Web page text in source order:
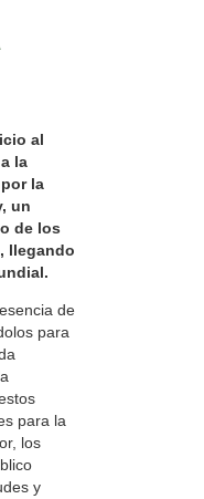
al
la
la
un
de los
llegando
de
para
para la
los
y